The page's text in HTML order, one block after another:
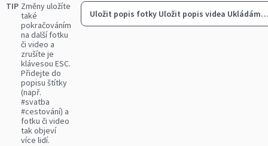
TIP Změny uložíte
také
pokračováním
na další fotku
či video a
zrušíte je
klávesou ESC.
Přidejte do
popisu štítky
(např.
#svatba
#cestování) a
fotku či video
tak objeví
více lidí.
Uložit popis fotky Uložit popis videa